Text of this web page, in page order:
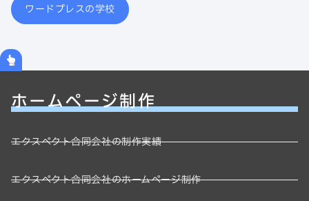
ワードプレスの学校
ホームページ制作
エクスペクト合同会社の制作実績
エクスペクト合同会社のホームページ制作